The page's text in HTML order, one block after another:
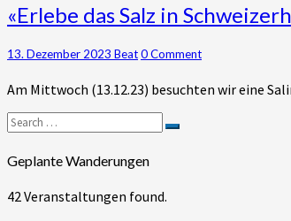
«Erlebe
das
Salz
in
Schweizerhalle»
(Pratteln
/
BL)
«Erlebe das Salz in
13. Dezember 2023 BeatComments
0 Comment
Am Mittwoch (13.12.23) besuchten wir eine
Search
for:
Search
Geplante Wanderungen
42 Veranstaltungen found.